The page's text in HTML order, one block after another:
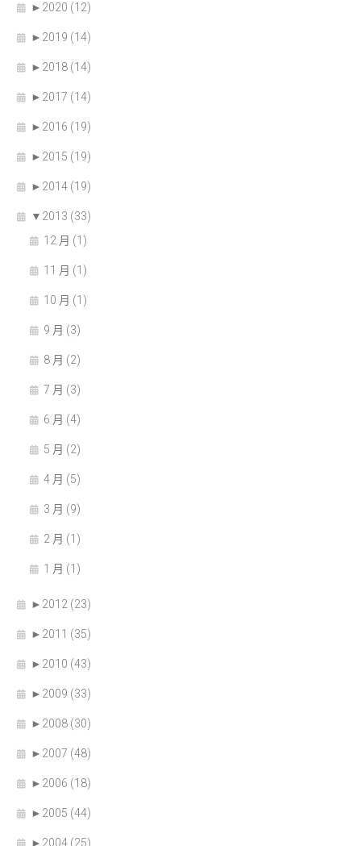
► 2020 (12)
► 2019 (14)
► 2018 (14)
► 2017 (14)
► 2016 (19)
► 2015 (19)
► 2014 (19)
▼ 2013 (33)
12 月 (1)
11 月 (1)
10 月 (1)
9 月 (3)
8 月 (2)
7 月 (3)
6 月 (4)
5 月 (2)
4 月 (5)
3 月 (9)
2 月 (1)
1 月 (1)
► 2012 (23)
► 2011 (35)
► 2010 (43)
► 2009 (33)
► 2008 (30)
► 2007 (48)
► 2006 (18)
► 2005 (44)
► 2004 (25)